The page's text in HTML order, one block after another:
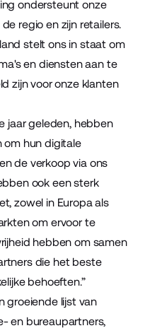
ondersteunt onze
regio en zijn retailers.
stelt ons in staat om
en diensten aan te
zijn voor onze klanten
jaar geleden, hebben
om hun digitale
de verkoop via ons
ook een sterk
zowel in Europa als
om ervoor te
hebben om samen
die het beste
behoeften.”
groeiende lijst van
en bureaupartners,